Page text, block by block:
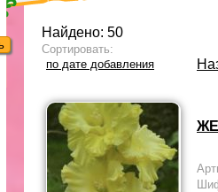
Найдено: 50
Сортировать:
по дате добавления